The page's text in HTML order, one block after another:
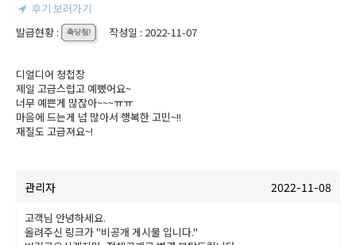
후기 보러가기
발급현황 :
작성일 : 2022-11-07
디얼디어 청첩장
제일 고급스럽고 예뻤어요~
너무 예쁜게 많잖아~~~ㅠㅠ
마음에 드는게 넘 많아서 행복한 고민~!!
재질도 고급져요~!
관리자 2022-11-08
고객님 안녕하세요.
올려주신 링크가 "비공개 게시물 입니다."